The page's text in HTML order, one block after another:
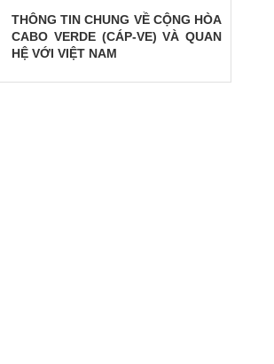
THÔNG TIN CHUNG VỀ CỘNG HÒA
CABO VERDE (CÁP-VE) VÀ QUAN
HỆ VỚI VIỆT NAM